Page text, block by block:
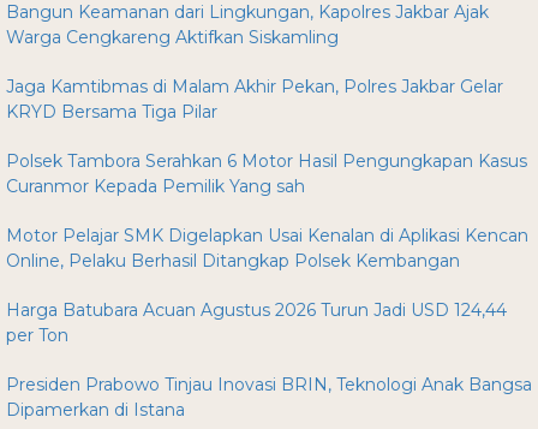
Bangun Keamanan dari Lingkungan, Kapolres Jakbar Ajak
Warga Cengkareng Aktifkan Siskamling
Jaga Kamtibmas di Malam Akhir Pekan, Polres Jakbar Gelar
KRYD Bersama Tiga Pilar
Polsek Tambora Serahkan 6 Motor Hasil Pengungkapan Kasus
Curanmor Kepada Pemilik Yang sah
Motor Pelajar SMK Digelapkan Usai Kenalan di Aplikasi Kencan
Online, Pelaku Berhasil Ditangkap Polsek Kembangan
Harga Batubara Acuan Agustus 2026 Turun Jadi USD 124,44
per Ton
Presiden Prabowo Tinjau Inovasi BRIN, Teknologi Anak Bangsa
Dipamerkan di Istana